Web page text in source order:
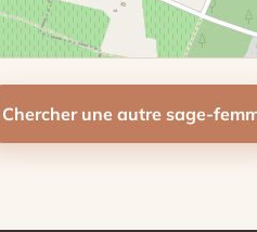
Chercher une autre sage-